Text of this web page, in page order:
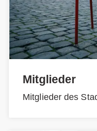
Mitglieder
Mitglieder des